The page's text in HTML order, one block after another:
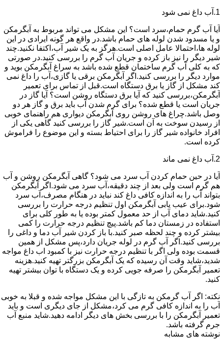
1.آب داغ نمی شود
آیا آب گرم حمام،سرد است؟ این مشکل می تواند مربوط به آبگرمکن
و یا مسدود شدن لوله های حمام باشد.در واقع هر گونه ایرادی در این
لوله ها،احتمالا عامل اصلی است.هرگز به یک شیر آب،اکتفا نکنید.چند
شیر دیگر را نیز باز کرده و جریان آب گرم را بررسی کنید.در صورتی
که به کلی آب گرم ساختمان قطع شده باشد به سراغ آبگرمکن بوید و
موارد دیگر را بررسی کنید.اگر آبگرمکن برقی یا گازی،آب را داغ نمی
کند مشکل از گاز یا برق دستگاه است.قبل از تماس برای تعمیر
آبگرمکن،بررسی کنید که آیا برق دستگاه روشن است؟ آیا گاز در
جریان است یا قطع شده؟ برای گرم شدن آب باید برق و گاز هر دو
وصل باشد.چراغ های روشن روی آبگرمکن دیواری هم راهنمای خوبی
از رسیدن سوخت به آن است.شیر گاز را بررسی کنید گاهی یکی از
افراد خانواده شیر گاز را برای احتیاط بسته و این موضوع را فراموش
کرده است.
2.آب داغ نمی ماند
آیا در حین حمام کردن آب سرد می شود؟ گاهی آبگرمکن روشن و آب
هم گرم است ولی بعد از چند دقیقه،آب سرد می شود.اگر آبگرمکن
بتواند آب را به اندازه کافی داغ کند نباید در هنگام مصرف،آب سرد
شود.برای عیب یابی آبگرمکن اول تنظیم درجه حرارت را بررسی
کنید.شاید دمای آب از حد معمول کمتر بوده یا به طور کلی برای
استفاده در زمستان دما کم باشد.پیچ تنظیم درجه حرارت را کمی
بیشتر کرده و چند لحظه صبر کنید.با باز کردن شیر آب دما و داغی را
بررسی کنید.اگر آب گرم در لوله جریان دارد،پس مشکل از همین
قسمت بوده ولی اگر با تنظیم درجه حرارت نیز با کمبود اب داغ مواجه
شدید،شاید وقت آن رسیده که یک آبگرمکن بزرگتر تهیه کنید.هزینه
تعمیر آبگرمکن را صرفه جویی کرده و یک دستگاه با توان بیشتر تهیه
کنید.
نکته: اگر آب گرمکن به تازگی با این مشکل مواجه شده و قبلا به خوبی
آب را به اندازه کافی گرم می کرد،مشکل از جای دیگری است و باید
تعمیر آبگرمکن را با بررسی بخش های دیگر ادامه دهید.شاید منبع آب
جرم گرفته باشد.
نوشته های مشابه